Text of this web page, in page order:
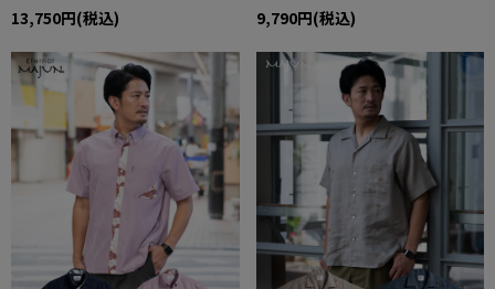
13,750円(税込)
9,790円(税込)